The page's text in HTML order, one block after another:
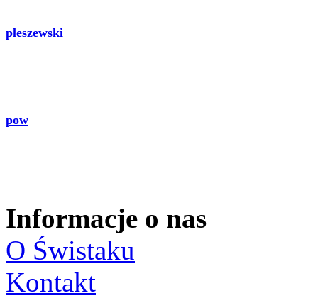
pleszewski
pow
Informacje o nas
O Świstaku
Kontakt